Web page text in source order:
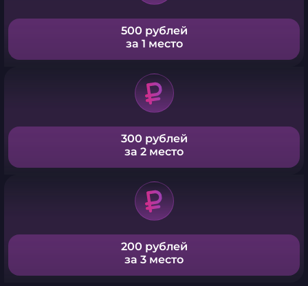
500 рублей
за 1 место
300 рублей
за 2 место
200 рублей
за 3 место